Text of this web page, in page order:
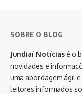
SOBRE O BLOG
Jundiaí Notícias é o
novidades e
uma abordagem ágil
leitores informados